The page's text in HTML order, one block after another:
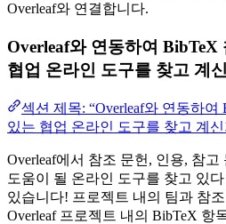
Overleaf와 연결합니다.
Overleaf와 연동하여 BibTeX
협업 온라인 도구를 찾고 계
섹션 제목: “Overleaf와 연동하
있는 협업 온라인 도구를 찾고 계신
Overleaf에서 참조 문헌, 인용, 참고
도움이 될 온라인 도구를 찾고 있
있습니다! 프로젝트 내의 팀과 참
Overleaf 프로젝트 내의 BibTeX 항